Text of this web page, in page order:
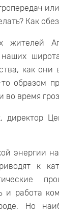
Как
жителей
как
образом
время
энергии
к
и работа
Но